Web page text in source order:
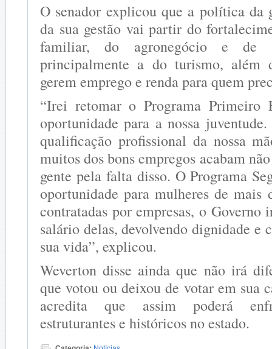
O senador explicou que a política da
da sua gestão vai partir do
familiar, do agronegócio e de
principalmente a do turismo, além
gerem emprego e renda para quem
“Irei retomar o Programa Primeiro
oportunidade para a nossa
qualificação profissional da nossa
muitos dos bons empregos acabam
gente pela falta disso. O Programa
oportunidade para mulheres de mais
contratadas por empresas, o Governo
salário delas, devolvendo dignidade e
sua vida”, explicou.
Weverton disse ainda que não irá
que votou ou deixou de votar em sua
acredita que assim poderá
estruturantes e históricos no estado.